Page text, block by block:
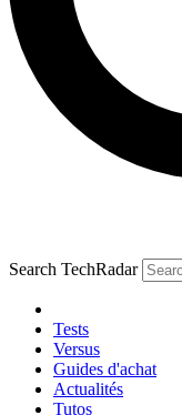
Search TechRadar
Tests
Versus
Guides d'achat
Actualités
Tutos